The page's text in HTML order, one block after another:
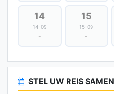
14
14-09
-
15
15-09
-
STEL UW REIS SAMEN